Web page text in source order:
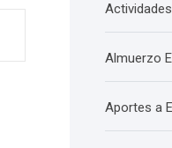
Actividades
Almuerzo
Aportes a